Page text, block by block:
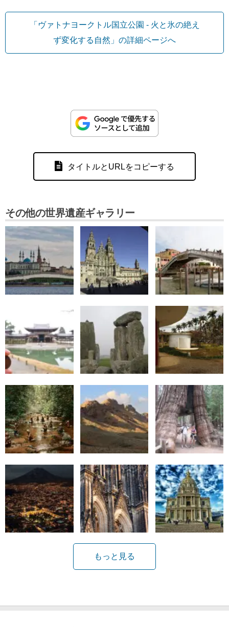
「ヴァトナヨークトル国立公園 - 火と氷の絶え
ず変化する自然」の詳細ページへ
タイトルとURLをコピーする
その他の世界遺産ギャラリー
もっと見る